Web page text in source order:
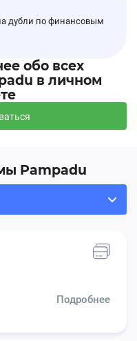
дубли по финансовым
обо всех
в личном
Pampadu
Подробнее